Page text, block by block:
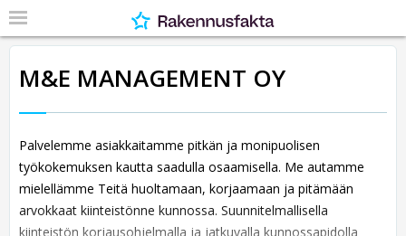
M&E MANAGEMENT OY
Palvelemme asiakkaitamme pitkän ja monipuolisen
työkokemuksen kautta saadulla osaamisella. Me autamme
mielellämme Teitä huoltamaan, korjaamaan ja pitämään
arvokkaat kiinteistönne kunnossa. Suunnitelmallisella
kiinteistön korjausohjelmalla ja jatkuvalla kunnossapidolla